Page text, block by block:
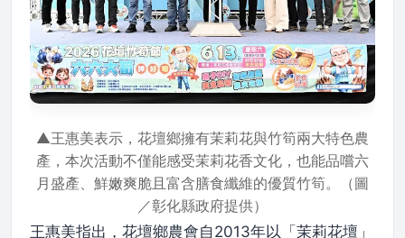
▲王惠美表示，花壇鄉擁有茉莉花與竹筍兩大特色農
產，本次活動不僅能感受茉莉花香文化，也能品嚐六
月盛產、鮮嫩爽脆且富含膳食纖維的優質竹筍。（圖
／彰化縣政府提供）
王惠美指出，花壇鄉農會自2013年以「茉莉花壇」